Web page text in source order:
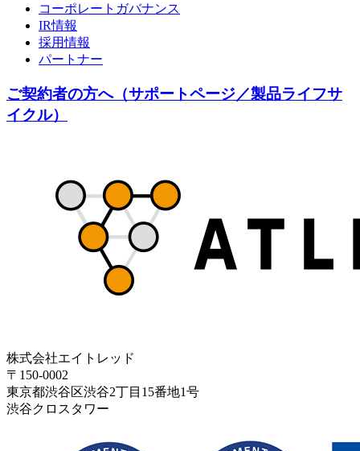
コーポレートガバナンス
IR情報
採用情報
パートナー
ご契約者の方へ（サポートページ／製品ライフサ
イクル）
株式会社エイトレッド
〒150-0002
東京都渋谷区渋谷2丁目15番地1号
渋谷クロスタワー